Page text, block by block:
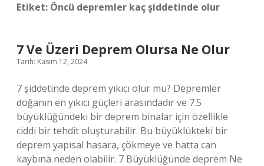
Etiket: Öncü depremler kaç şiddetinde olur
7 Ve Üzeri Deprem Olursa Ne Olur
Tarih: Kasım 12, 2024
7 şiddetinde deprem yıkıcı olur mu? Depremler
doğanın en yıkıcı güçleri arasındadır ve 7.5
büyüklüğündeki bir deprem binalar için özellikle
ciddi bir tehdit oluşturabilir. Bu büyüklükteki bir
deprem yapısal hasara, çökmeye ve hatta can
kaybına neden olabilir. 7 Büyüklüğünde deprem Ne